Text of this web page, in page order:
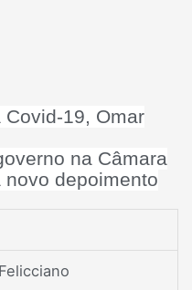
19, Omar
na Câmara
depoimento